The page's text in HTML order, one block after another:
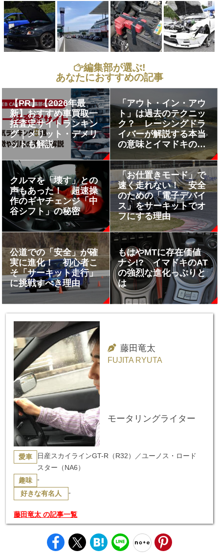
編集部が選ぶ!
あなたにおすすめの記事
【PR】【2026年最
新】おすすめ車買取一
括査定サイトランキン
グ｜メリット・デメリ
ットも解説
「アウト・イン・アウ
ト」は過去のテクニッ
ク？ レーシングドラ
イバーが解説する本当
の意味とイマドキの走
クルマを「壊す」との
声もあった！ 超速操
作のギヤチェンジ「中
谷シフト」の秘密
「お仕置きモード」で
速く走れない！ 安全
のための「電子デバイ
ス」をサーキットでオ
フにする理由
公道での「安全」が確
実に進化！ 初心者こ
そ「サーキット走行」
に挑戦すべき理由
もはやMTに存在価値
ナシ!? イマドキのAT
の強烈な進化っぷりと
は
藤田竜太
FUJITA RYUTA
モータリングライター
愛車
日産スカイラインGT-R（R32）／ユーノス・ロード
スター（NA6）
趣味 -
好きな有名人 -
藤田竜太 の記事一覧